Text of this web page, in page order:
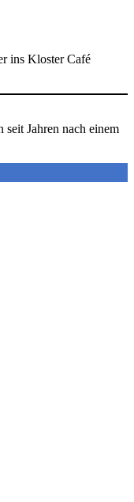
ins Kloster Café
Jahren nach einem